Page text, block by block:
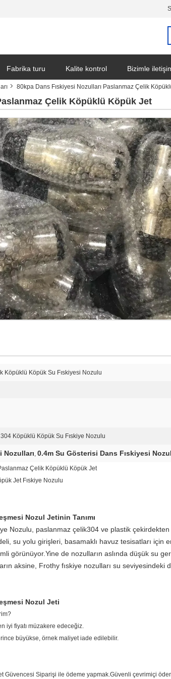
Fabrika turu Kalite kontrol Bizimle
80kpa Dans Fıskiyesi Nozulları Paslanmaz Çelik
Çelik Köpüklü Köpük Jet
Köpüklü Köpük Su Fıskiyesi Nozulu
Köpüklü Köpük Su Fıskiye Nozulu
Nozulları, 0.4m Su Gösterisi Dans Fıskiyesi
Çelik Köpüklü Köpük Jet
Jet Fıskiye Nozulu
Nozul Jetinin Tanımı
Nozulu, paslanmaz çelik304 ve plastik
su yolu girişleri, basamaklı havuz tesisatları için
görünüyor.Yine de nozulların aslında düşük su
aksine, Frothy fıskiye nozulları su
Nozul Jeti
iyi fiyatı müzakere edeceğiz.
büyükse, örnek maliyet iade edilebilir.
Güvencesi Siparişi ile ödeme yapmak.Güvenli çevrimiçi